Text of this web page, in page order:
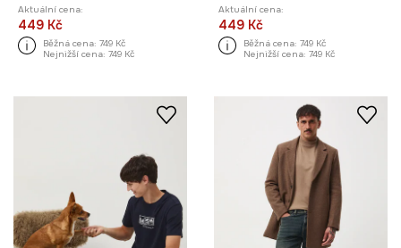
Aktuální cena:
449 Kč
Běžná cena: 749 Kč
Nejnižší cena: 749 Kč
Aktuální cena:
449 Kč
Běžná cena: 749 Kč
Nejnižší cena: 749 Kč